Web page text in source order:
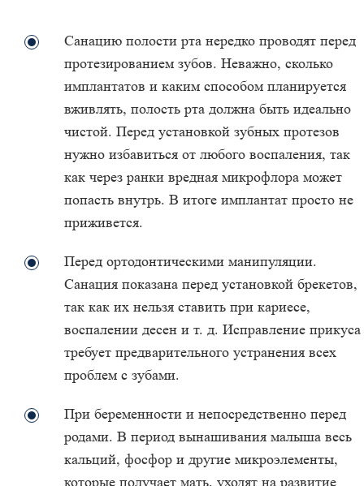
Санацию полости рта нередко проводят перед
протезированием зубов. Неважно, сколько
имплантатов и каким способом планируется
вживлять, полость рта должна быть идеально
чистой. Перед установкой зубных протезов
нужно избавиться от любого воспаления, так
как через ранки вредная микрофлора может
попасть внутрь. В итоге имплантат просто не
приживется.
Перед ортодонтическими манипуляции.
Санация показана перед установкой брекетов,
так как их нельзя ставить при кариесе,
воспалении десен и т. д. Исправление прикуса
требует предварительного устранения всех
проблем с зубами.
При беременности и непосредственно перед
родами. В период вынашивания малыша весь
кальций, фосфор и другие микроэлементы,
которые получает мать, уходят на развитие